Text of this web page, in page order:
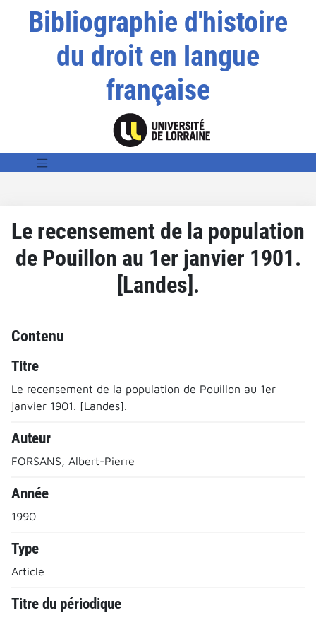
Bibliographie d'histoire
du droit en langue
française
Le recensement de la population
de Pouillon au 1er janvier 1901.
[Landes].
Contenu
Titre
Le recensement de la population de Pouillon au 1er
janvier 1901. [Landes].
Auteur
FORSANS, Albert-Pierre
Année
1990
Type
Article
Titre du périodique